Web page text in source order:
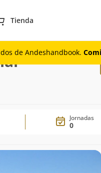
Tienda
de Andeshandbook.
Jornadas
0